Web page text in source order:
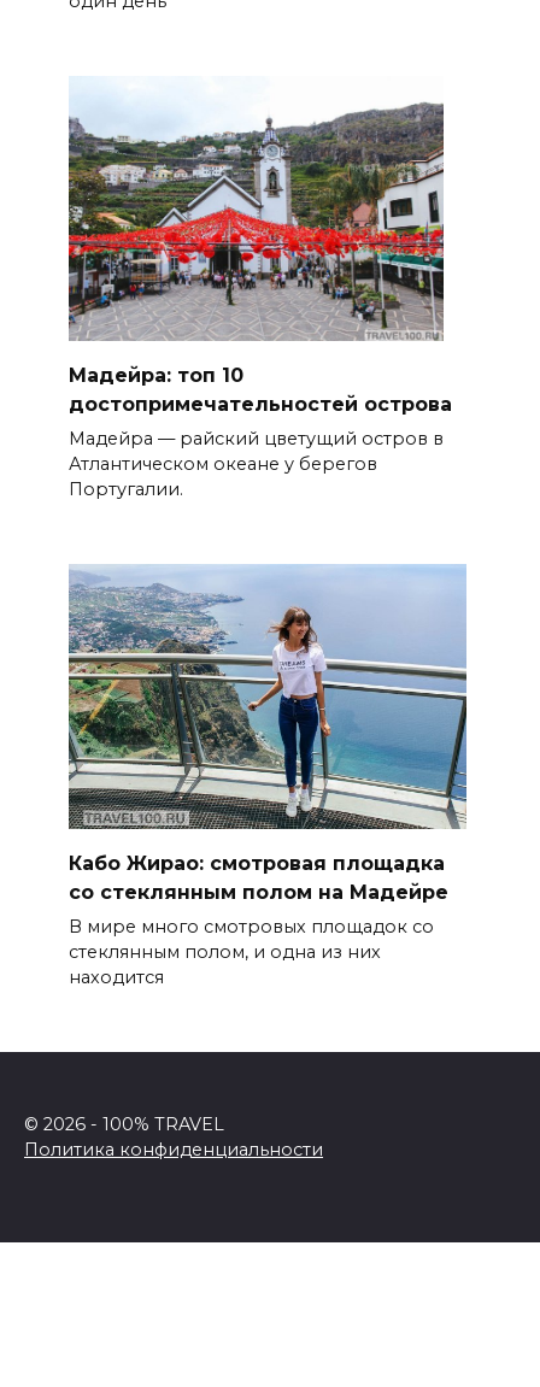
Мадейра: топ 10
достопримечательностей острова
Мадейра — райский цветущий остров в
Атлантическом океане у берегов
Португалии.
Кабо Жирао: смотровая площадка
со стеклянным полом на Мадейре
В мире много смотровых площадок со
стеклянным полом, и одна из них
находится
© 2026 - 100% TRAVEL
Политика конфиденциальности